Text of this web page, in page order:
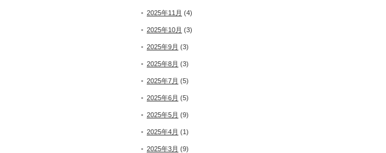
2025年11月 (4)
2025年10月 (3)
2025年9月 (3)
2025年8月 (3)
2025年7月 (5)
2025年6月 (5)
2025年5月 (9)
2025年4月 (1)
2025年3月 (9)